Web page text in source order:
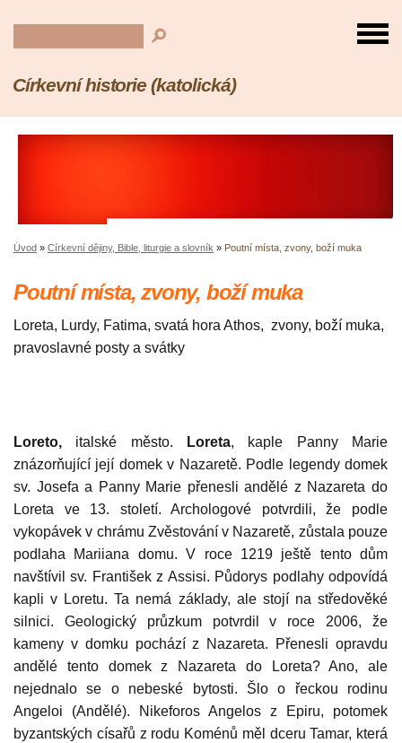
Církevní historie (katolická)
Úvod » Církevní dějiny, Bible, liturgie a slovník » Poutní místa, zvony, boží muka
Poutní místa, zvony, boží muka
Loreta, Lurdy, Fatima, svatá hora Athos, zvony, boží muka,
pravoslavné posty a svátky
Loreto, italské město. Loreta, kaple Panny Marie
znázorňující její domek v Nazaretě. Podle legendy domek
sv. Josefa a Panny Marie přenesli andělé z Nazareta do
Loreta ve 13. století. Archologové potvrdili, že podle
vykopávek v chrámu Zvěstování v Nazaretě, zůstala pouze
podlaha Mariiana domu. V roce 1219 ještě tento dům
navštívil sv. František z Assisi. Půdorys podlahy odpovídá
kapli v Loretu. Ta nemá základy, ale stojí na středověké
silnici. Geologický průzkum potvrdil v roce 2006, že
kameny v domku pochází z Nazareta. Přenesli opravdu
andělé tento domek z Nazareta do Loreta? Ano, ale
nejednalo se o nebeské bytosti. Šlo o řeckou rodinu
Angeloi (Andělé). Nikeforos Angelos z Epiru, potomek
byzantských císařů z rodu Koménů měl dceru Tamar, která